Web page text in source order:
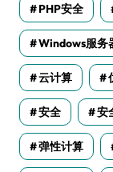
PHP安全
Windows服务
云计算
安全 安
弹性计算